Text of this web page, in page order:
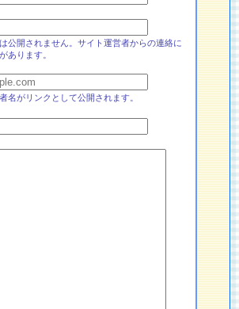
公開されません。サイト運営者からの連絡に
あります。
名がリンクとして公開されます。